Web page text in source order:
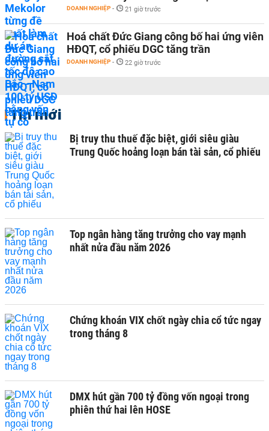
DOANH NGHIỆP - 21 giờ trước
Hoá chất Đức Giang công bố hai ứng viên
HĐQT, cổ phiếu DGC tăng trần
DOANH NGHIỆP - 22 giờ trước
Tin mới
Bị truy thu thuế đặc biệt, giới siêu giàu
Trung Quốc hoảng loạn bán tài sản, cổ phiếu
Top ngân hàng tăng trưởng cho vay mạnh
nhất nửa đầu năm 2026
Chứng khoán VIX chốt ngày chia cổ tức ngay
trong tháng 8
DMX hút gần 700 tỷ đồng vốn ngoại trong
phiên thứ hai lên HOSE